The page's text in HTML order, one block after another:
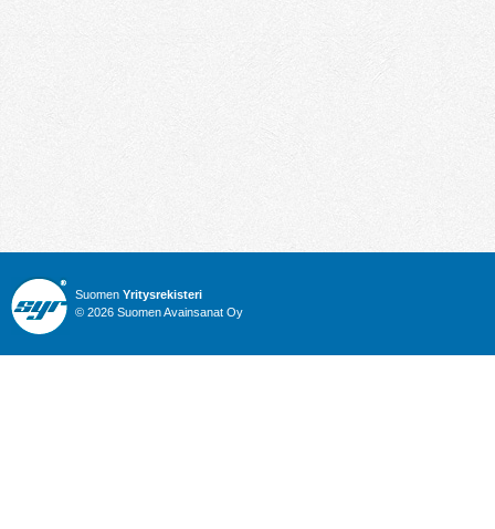
Suomen Yritysrekisteri
© 2026 Suomen Avainsanat Oy